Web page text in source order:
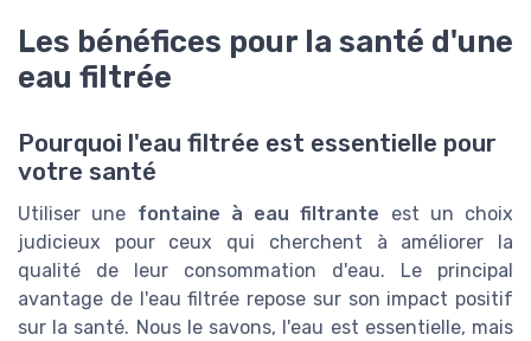
Les bénéfices pour la santé d'une
eau filtrée
Pourquoi l'eau filtrée est essentielle pour
votre santé
Utiliser une fontaine à eau filtrante est un choix
judicieux pour ceux qui cherchent à améliorer la
qualité de leur consommation d'eau. Le principal
avantage de l'eau filtrée repose sur son impact positif
sur la santé. Nous le savons, l'eau est essentielle, mais